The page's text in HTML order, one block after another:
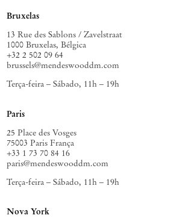
Bruxelas
13 Rue des Sablons / Zavelstraat
1000 Bruxelas, Bélgica
+32 2 502 09 64
brussels@mendeswooddm.com
Terça-feira – Sábado, 11h – 19h
Paris
25 Place des Vosges
75003 Paris França
+33 1 73 70 84 16
paris@mendeswooddm.com
Terça-feira – Sábado, 11h – 19h
Nova York